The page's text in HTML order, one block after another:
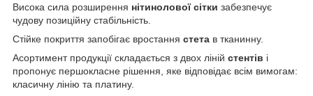
Висока сила розширення нітинолової сітки забезпечує
чудову позиційну стабільність.
Стійке покриття запобігає вростання стета в тканинну.
Асортимент продукції складається з двох ліній стентів і
пропонує першокласне рішення, яке відповідає всім вимогам:
класичну лінію та платину.